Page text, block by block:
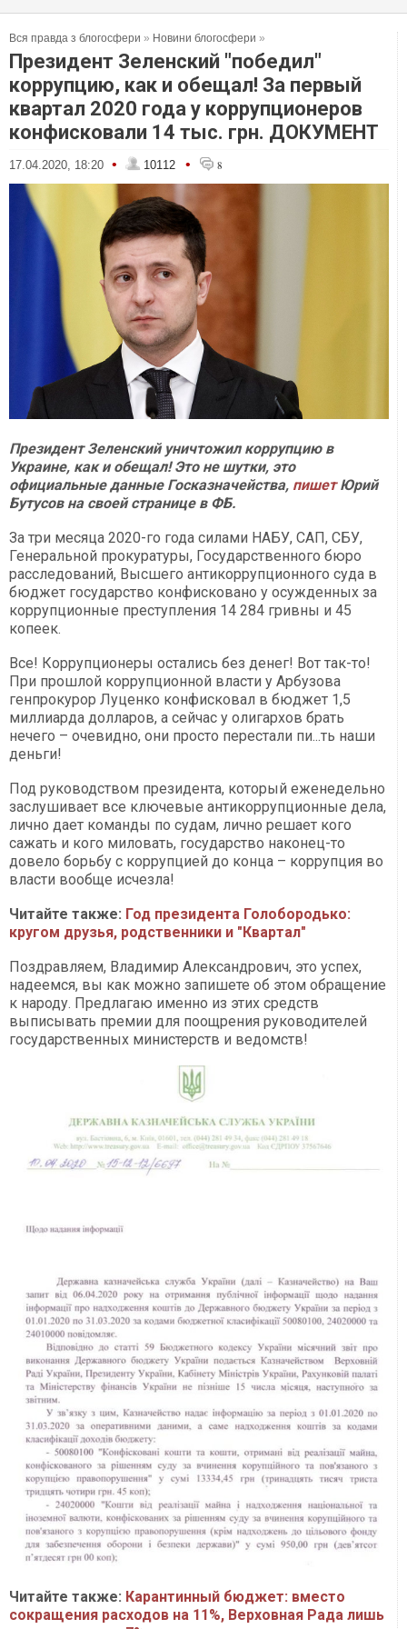
Вся правда з блогосфери » Новини блогосфери »
Президент Зеленский "победил"
коррупцию, как и обещал! За первый
квартал 2020 года у коррупционеров
конфисковали 14 тыс. грн. ДОКУМЕНТ
17.04.2020, 18:20 • 10112 • 8
Президент Зеленский уничтожил коррупцию в
Украине, как и обещал! Это не шутки, это
официальные данные Госказначейства, пишетЮрий
Бутусов на своей странице в ФБ.
За три месяца 2020-го года силами НАБУ, САП, СБУ,
Генеральной прокуратуры, Государственного бюро
расследований, Высшего антикоррупционного суда в
бюджет государство конфисковано у осужденных за
коррупционные преступления 14 284 гривны и 45
копеек.
Все! Коррупционеры остались без денег! Вот так-то!
При прошлой коррупционной власти у Арбузова
генпрокурор Луценко конфисковал в бюджет 1,5
миллиарда долларов, а сейчас у олигархов брать
нечего – очевидно, они просто перестали пи...ть наши
деньги!
Под руководством президента, который еженедельно
заслушивает все ключевые антикоррупционные дела,
лично дает команды по судам, лично решает кого
сажать и кого миловать, государство наконец-то
довело борьбу с коррупцией до конца – коррупция во
власти вообще исчезла!
Читайте также: Год президента Голобородько:
кругом друзья, родственники и "Квартал"
Поздравляем, Владимир Александрович, это успех,
надеемся, вы как можно запишете об этом обращение
к народу. Предлагаю именно из этих средств
выписывать премии для поощрения руководителей
государственных министерств и ведомств!
Читайте также: Карантинный бюджет: вместо
сокращения расходов на 11%, Верховная Рада лишь